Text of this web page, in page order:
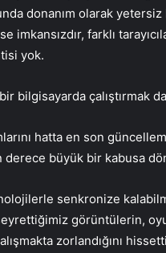
donanım olarak
imkansızdır, farklı
yok.
bilgisayarda çalıştırmak
hatta en son
derece büyük bir kabusa
senkronize
seyrettiğimiz görüntülerin,
zorlandığını